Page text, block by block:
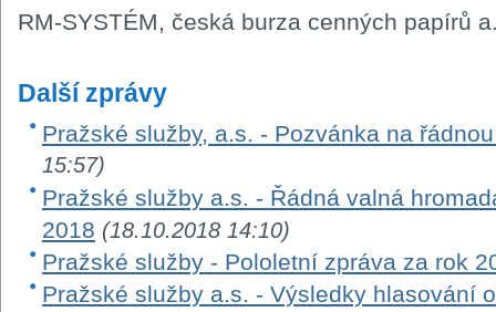
RM-SYSTÉM, česká burza cenných papírů
Další zprávy
Pražské služby, a.s. - Pozvánka na
15:57)
Pražské služby a.s. - Řádná valná
2018 (18.10.2018 14:10)
Pražské služby - Pololetní zpráva za rok
Pražské služby a.s. - Výsledky hlasování